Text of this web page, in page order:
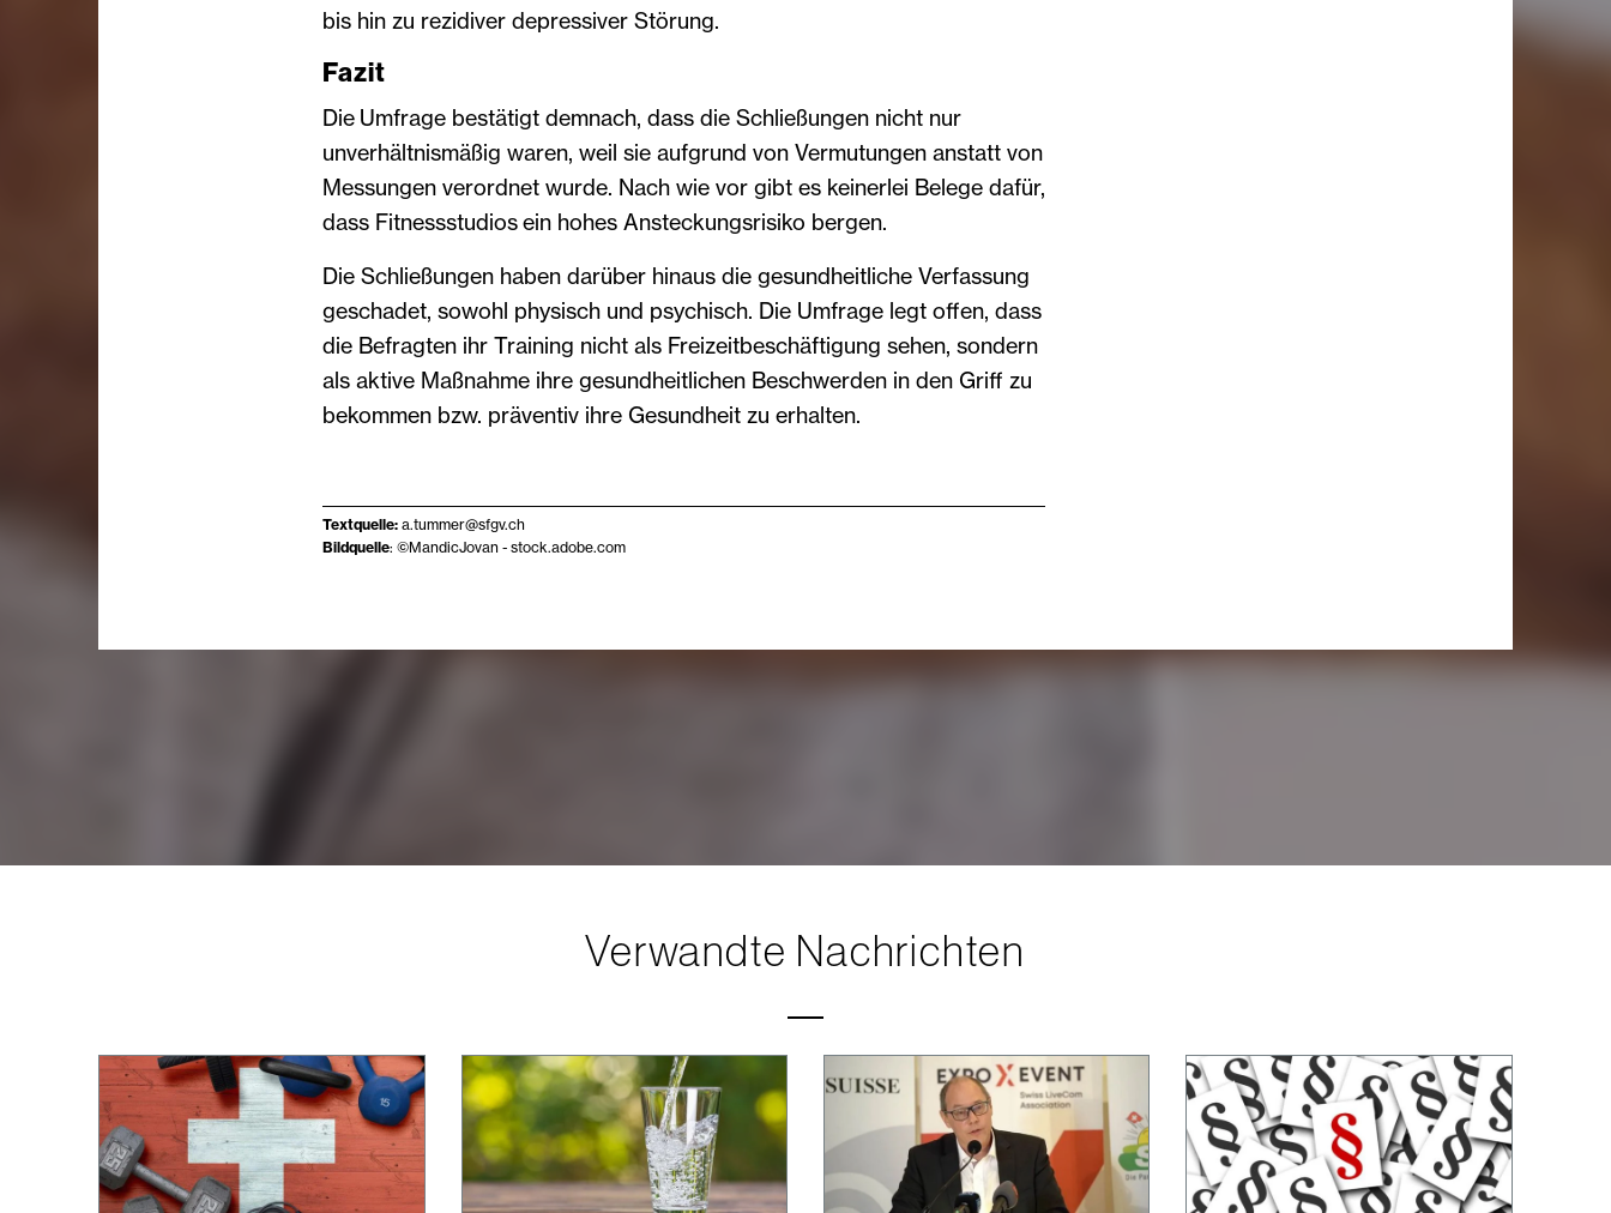
bis hin zu rezidiver depressiver Störung.
Fazit
Die Umfrage bestätigt demnach, dass die Schließungen nicht nur
unverhältnismäßig waren, weil sie aufgrund von Vermutungen anstatt von
Messungen verordnet wurde. Nach wie vor gibt es keinerlei Belege dafür,
dass Fitnessstudios ein hohes Ansteckungsrisiko bergen.
Die Schließungen haben darüber hinaus die gesundheitliche Verfassung
geschadet, sowohl physisch und psychisch. Die Umfrage legt offen, dass
die Befragten ihr Training nicht als Freizeitbeschäftigung sehen, sondern
als aktive Maßnahme ihre gesundheitlichen Beschwerden in den Griff zu
bekommen bzw. präventiv ihre Gesundheit zu erhalten.
Textquelle:a.tummer@sfgv.ch
Bildquelle: ©MandicJovan - stock.adobe.com
Verwandte Nachrichten